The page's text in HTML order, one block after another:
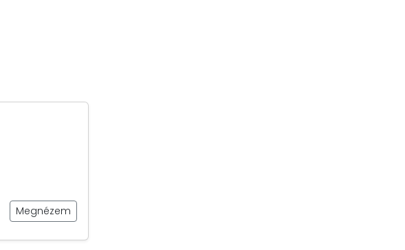
Megnézem